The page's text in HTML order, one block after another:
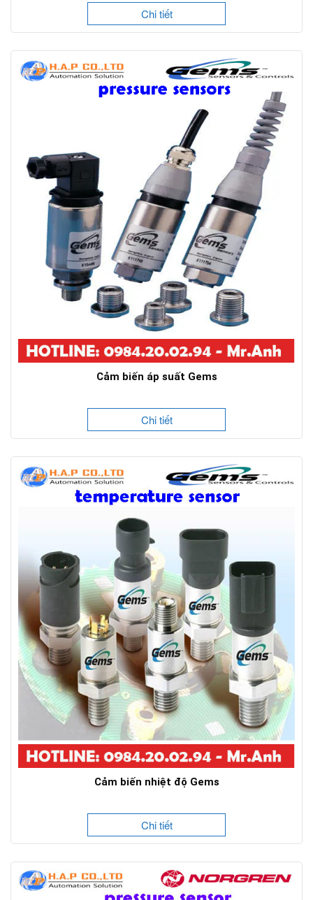
Chi tiết
Cảm biến áp suất Gems
Chi tiết
Cảm biến nhiệt độ Gems
Chi tiết